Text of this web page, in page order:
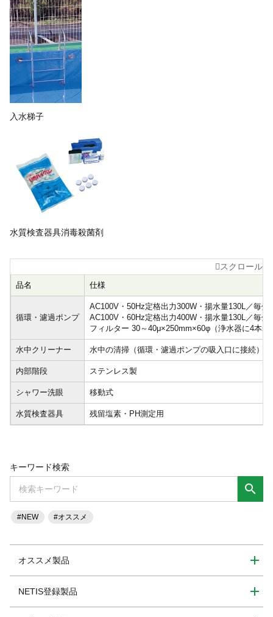
入水梯子
水質検査器具消毒殺菌剤
品名 仕様
循環・濾過ポンプ
AC100V・50Hz定格出力300W・揚水量130L／毎分
AC100V・60Hz定格出力400W・揚水量130L／毎分
フィルター 30～40μ×250mm×60φ（浄水器に4本装
水中クリーナー 水中の清掃（循環・濾過ポンプの吸入口に接続）
内部階段 ステンレス製
シャワー洗眼 移動式
水質検査器具 残留塩素・PH測定用
キーワード検索
search
#NEW #オススメ
オススメ製品
NETIS登録製品